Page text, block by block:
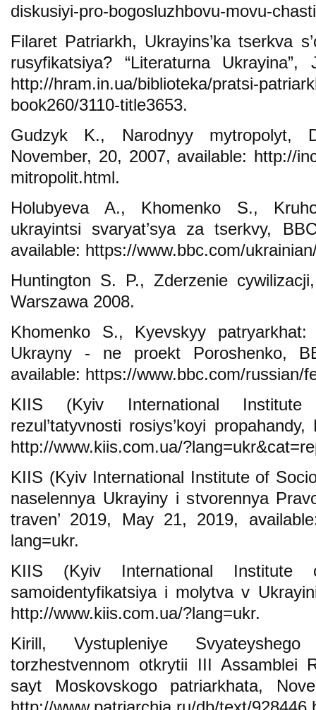
diskusiyi-pro-bogosluzhbovu-movu-
Filaret Patriarkh, Ukrayins’ka tserkva
rusyfikatsiya? “Literaturna
http://hram.in.ua/biblioteka/pratsi-
book260/3110-title3653.
Gudzyk K., Narodnyy mytropolyt,
November, 20, 2007, available: http://
mitropolit.html.
Holubyeva A., Khomenko S.,
ukrayintsi svaryat’sya za tserkvy,
available: https://www.bbc.com/
Huntington S. P., Zderzenie
Warszawa 2008.
Khomenko S., Kyevskyy
Ukrayny - ne proekt Poroshenko,
available: https://www.bbc.com/russian/
KIIS (Kyiv International
rezul’tatyvnosti rosiys’koyi
http://www.kiis.com.ua/
KIIS (Kyiv International Institute of
naselennya Ukrayiny i stvorennya
traven’ 2019, May 21, 2019,
lang=ukr.
KIIS (Kyiv International Institute
samoidentyfikatsiya i molytva v
http://www.kiis.com.ua/?lang=ukr.
Kirill, Vystupleniye
torzhestvennom otkrytii III Assamblei
sayt Moskovskogo patriarkhata,